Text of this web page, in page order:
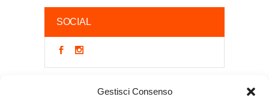
Gestisci Consenso
SOCIAL